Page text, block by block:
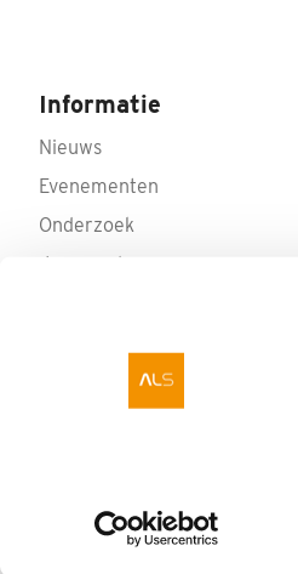
Informatie
Nieuws
Evenementen
Onderzoek
Jaarverslagen
Stichting ALS